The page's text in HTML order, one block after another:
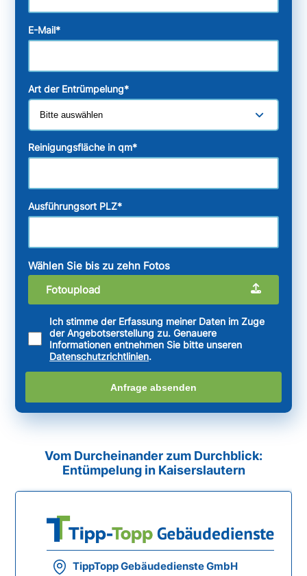
E-Mail*
Art der Entrümpelung*
Reinigungsfläche in qm*
Ausführungsort PLZ*
Wählen Sie bis zu zehn Fotos
Fotoupload
Ich stimme der Erfassung meiner Daten im Zuge
der Angebotserstellung zu. Genauere
Informationen entnehmen Sie bitte unseren
Datenschutzrichtlinien.
Anfrage absenden
Vom Durcheinander zum Durchblick:
Entümpelung in Kaiserslautern
TippTopp Gebäudedienste GmbH